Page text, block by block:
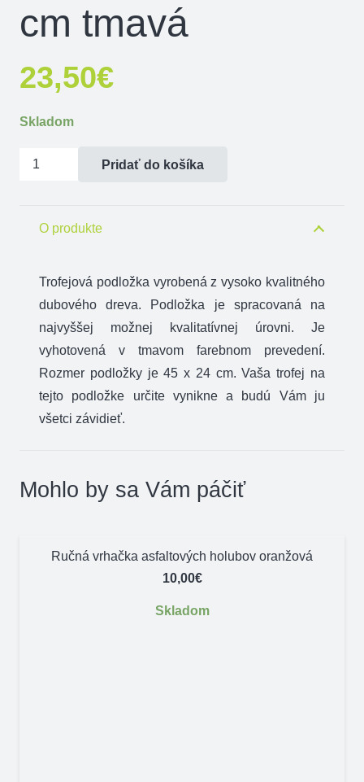
cm tmavá
23,50€
Skladom
množstvo
trofej
Pridať do košíka
O produkte
Trofejová podložka vyrobená z vysoko kvalitného
dubového dreva. Podložka je spracovaná na
najvyššej možnej kvalitatívnej úrovni. Je
vyhotovená v tmavom farebnom prevedení.
Rozmer podložky je 45 x 24 cm. Vaša trofej na
tejto podložke určite vynikne a budú Vám ju
všetci závidieť.
Mohlo by sa Vám páčiť
Ručná vrhačka asfaltových holubov oranžová
10,00€
Skladom